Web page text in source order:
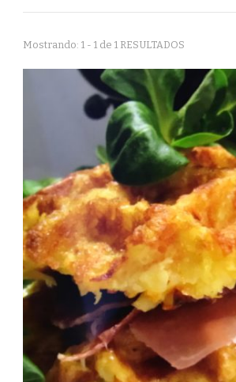
Mostrando: 1 - 1 de 1 RESULTADOS